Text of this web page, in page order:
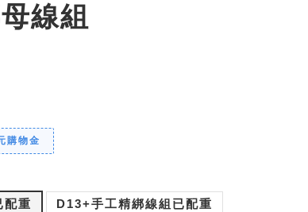
線組
購物金
配重
D13+手工精綁線組已配重